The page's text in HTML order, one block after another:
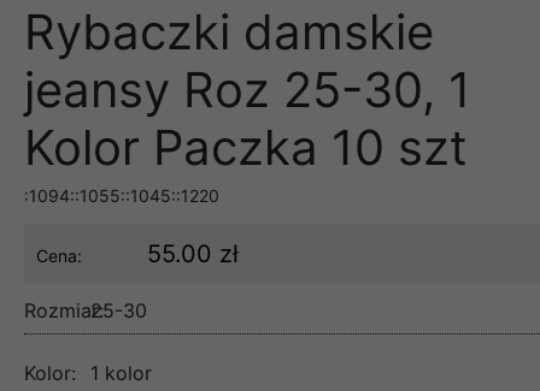
Rybaczki damskie
jeansy Roz 25-30, 1
Kolor Paczka 10 szt
:1094::1055::1045::1220
Cena: 55.00 zł
Rozmiar:25-30
Kolor: 1 kolor